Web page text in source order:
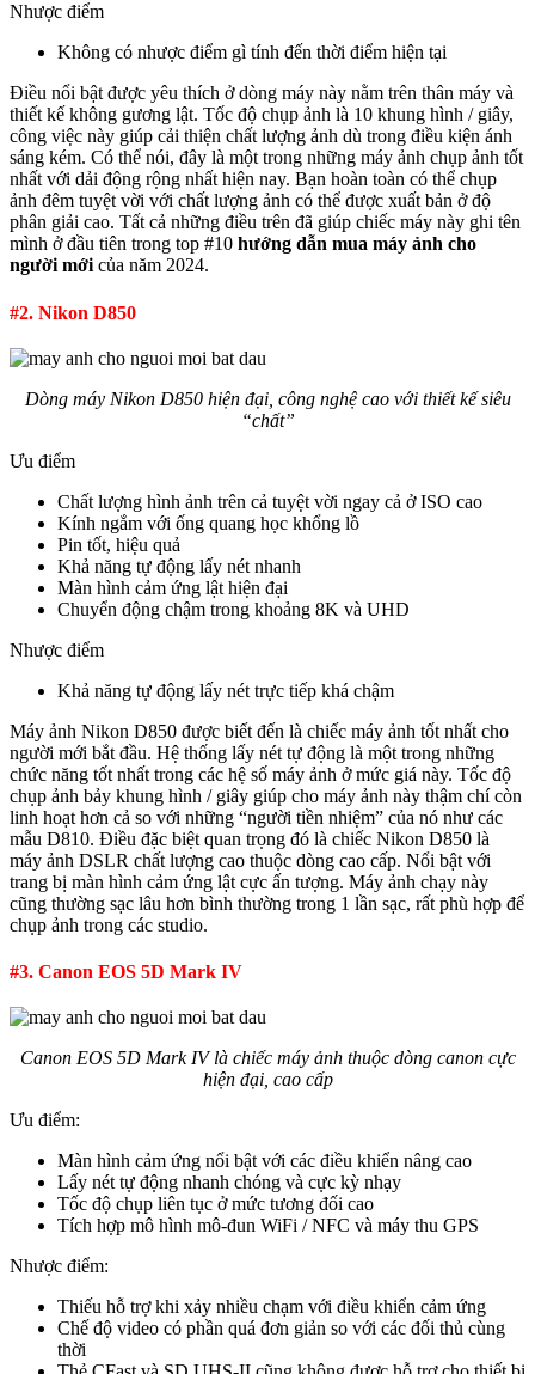
Nhược điểm
Không có nhược điểm gì tính đến thời điểm hiện tại
Điều nổi bật được yêu thích ở dòng máy này nằm trên thân máy và
thiết kế không gương lật. Tốc độ chụp ảnh là 10 khung hình / giây,
công việc này giúp cải thiện chất lượng ảnh dù trong điều kiện ánh
sáng kém. Có thể nói, đây là một trong những máy ảnh chụp ảnh tốt
nhất với dải động rộng nhất hiện nay. Bạn hoàn toàn có thể chụp
ảnh đêm tuyệt vời với chất lượng ảnh có thể được xuất bản ở độ
phân giải cao. Tất cả những điều trên đã giúp chiếc máy này ghi tên
mình ở đầu tiên trong top #10 hướng dẫn mua máy ảnh cho
người mới của năm 2024.
#2. Nikon D850
Dòng máy Nikon D850 hiện đại, công nghệ cao với thiết kế siêu
“chất”
Ưu điểm
Chất lượng hình ảnh trên cả tuyệt vời ngay cả ở ISO cao
Kính ngắm với ống quang học khổng lồ
Pin tốt, hiệu quả
Khả năng tự động lấy nét nhanh
Màn hình cảm ứng lật hiện đại
Chuyển động chậm trong khoảng 8K và UHD
Nhược điểm
Khả năng tự động lấy nét trực tiếp khá chậm
Máy ảnh Nikon D850 được biết đến là chiếc máy ảnh tốt nhất cho
người mới bắt đầu. Hệ thống lấy nét tự động là một trong những
chức năng tốt nhất trong các hệ số máy ảnh ở mức giá này. Tốc độ
chụp ảnh bảy khung hình / giây giúp cho máy ảnh này thậm chí còn
linh hoạt hơn cả so với những “người tiền nhiệm” của nó như các
mẫu D810. Điều đặc biệt quan trọng đó là chiếc Nikon D850 là
máy ảnh DSLR chất lượng cao thuộc dòng cao cấp. Nổi bật với
trang bị màn hình cảm ứng lật cực ấn tượng. Máy ảnh chạy này
cũng thường sạc lâu hơn bình thường trong 1 lần sạc, rất phù hợp để
chụp ảnh trong các studio.
#3. Canon EOS 5D Mark IV
Canon EOS 5D Mark IV là chiếc máy ảnh thuộc dòng canon cực
hiện đại, cao cấp
Ưu điểm:
Màn hình cảm ứng nổi bật với các điều khiển nâng cao
Lấy nét tự động nhanh chóng và cực kỳ nhạy
Tốc độ chụp liên tục ở mức tương đối cao
Tích hợp mô hình mô-đun WiFi / NFC và máy thu GPS
Nhược điểm:
Thiếu hỗ trợ khi xảy nhiều chạm với điều khiển cảm ứng
Chế độ video có phần quá đơn giản so với các đối thủ cùng
thời